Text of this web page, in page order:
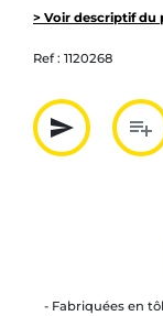
> Voir descriptif du
Ref : 1120268
send playlist_add
- Fabriquées en